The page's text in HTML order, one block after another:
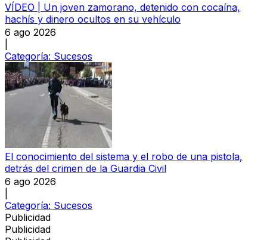
VÍDEO | Un joven zamorano, detenido con cocaína,
hachís y dinero ocultos en su vehículo
6 ago 2026
Categoría: Sucesos
El conocimiento del sistema y el robo de una pistola,
detrás del crimen de la Guardia Civil
6 ago 2026
Categoría: Sucesos
Publicidad
Publicidad